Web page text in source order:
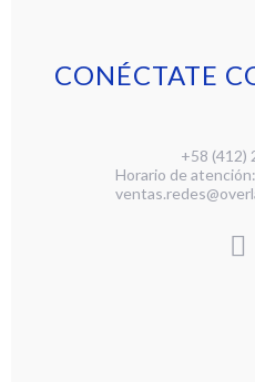
CONÉCTATE
+58 (412)
Horario de